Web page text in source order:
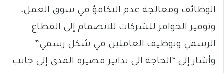
الوظائف ومعالجة عدم التكافؤ في سوق العمل،
وتوفير الحوافز للشركات للانضمام إلى القطاع
الرسمي وتوظيف العاملين في شكل رسمي”.
وأشار إلى “الحاجة الى تدابير قصيرة المدى إلى جانب